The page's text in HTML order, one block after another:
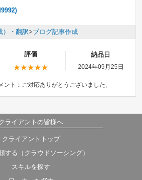
）・翻訳>ブログ記事作成
評価 納品日
2024年09月25日
ント： ご対応ありがとうございました。
ライアントの皆様へ
クライアントトップ
する（クラウドソーシング）
スキルを探す